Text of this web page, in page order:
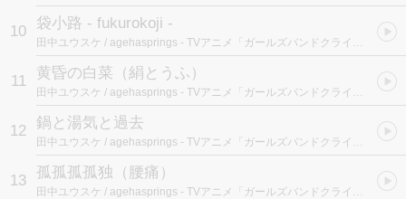
10 袋小路 - fukurokoji -
田中ユウスケ / agehasprings - TVアニメ「ガールズバンドクライ」 (オリジナルサウンドトラック)
11 黄昏の白菜（絹とうふ）
田中ユウスケ / agehasprings - TVアニメ「ガールズバンドクライ」 (オリジナルサウンドトラック)
12 鍋と湯気と過去
田中ユウスケ / agehasprings - TVアニメ「ガールズバンドクライ」 (オリジナルサウンドトラック)
13 孤孤孤孤独（腰痛）
田中ユウスケ / agehasprings - TVアニメ「ガールズバンドクライ」 (オリジナルサウンドトラック)